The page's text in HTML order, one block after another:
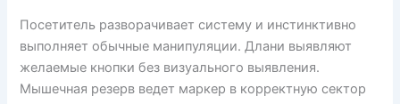
Посетитель разворачивает систему и инстинктивно
выполняет обычные манипуляции. Длани выявляют
желаемые кнопки без визуального выявления.
Мышечная резерв ведет маркер в корректную сектор